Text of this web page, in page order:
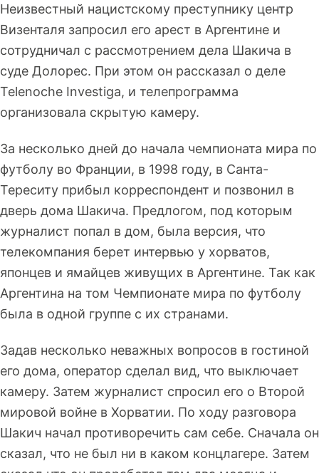
Неизвестный нацистскому преступнику центр
Визенталя запросил его арест в Аргентине и
сотрудничал с рассмотрением дела Шакича в
суде Долорес. При этом он рассказал о деле
Telenoche Investiga, и телепрограмма
организовала скрытую камеру.
За несколько дней до начала чемпионата мира по
футболу во Франции, в 1998 году, в Санта-
Тереситу прибыл корреспондент и позвонил в
дверь дома Шакича. Предлогом, под которым
журналист попал в дом, была версия, что
телекомпания берет интервью у хорватов,
японцев и ямайцев живущих в Аргентине. Так как
Аргентина на том Чемпионате мира по футболу
была в одной группе с их странами.
Задав несколько неважных вопросов в гостиной
его дома, оператор сделал вид, что выключает
камеру. Затем журналист спросил его о Второй
мировой войне в Хорватии. По ходу разговора
Шакич начал противоречить сам себе. Сначала он
сказал, что не был ни в каком концлагере. Затем